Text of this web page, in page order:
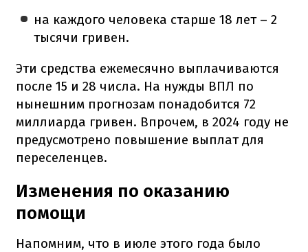
на каждого человека старше 18 лет – 2
тысячи гривен.
Эти средства ежемесячно выплачиваются
после 15 и 28 числа. На нужды ВПЛ по
нынешним прогнозам понадобится 72
миллиарда гривен. Впрочем, в 2024 году не
предусмотрено повышение выплат для
переселенцев.
Изменения по оказанию
помощи
Напомним, что в июле этого года было